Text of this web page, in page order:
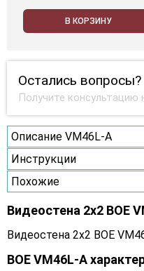
В КОРЗИНУ
Остались вопросы?
Получите консультацию
Описание VM46L-A
Инструкции
Похожие
Видеостена 2x2 BOE
Видеостена 2x2 BOE
BOE VM46L-A